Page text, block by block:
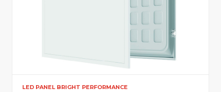
LED PANEL BRIGHT PERFORMANCE